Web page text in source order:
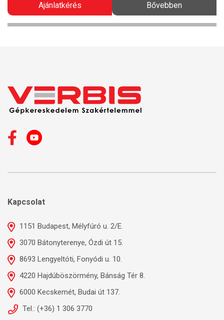
Ajánlatkérés Bővebben
Kapcsolat
1151 Budapest, Mélyfúró u. 2/E.
3070 Bátonyterenye, Ózdi út 15.
8693 Lengyeltóti, Fonyódi u. 10.
4220 Hajdúböszörmény, Bánság Tér 8.
6000 Kecskemét, Budai út 137.
Tel.: (+36) 1 306 3770